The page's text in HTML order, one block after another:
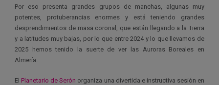
Por eso presenta grandes grupos de manchas, algunas muy
potentes, protuberancias enormes y está teniendo grandes
desprendimientos de masa coronal, que están llegando a la Tierra
y a latitudes muy bajas, por lo que entre 2024 y lo que llevamos de
2025 hemos tenido la suerte de ver las Auroras Boreales en
Almería.
El Planetario de Serón organiza una divertida e instructiva sesión en